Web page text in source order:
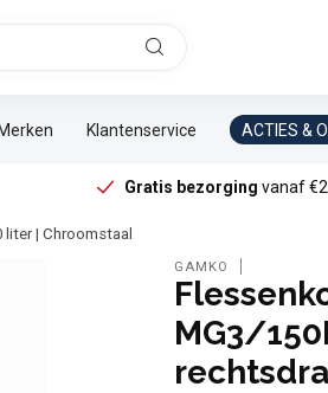
Klantenservice ACTIES &
Gratis bezorging vanaf
liter | Chroomstaal
GAMKO
MG3/